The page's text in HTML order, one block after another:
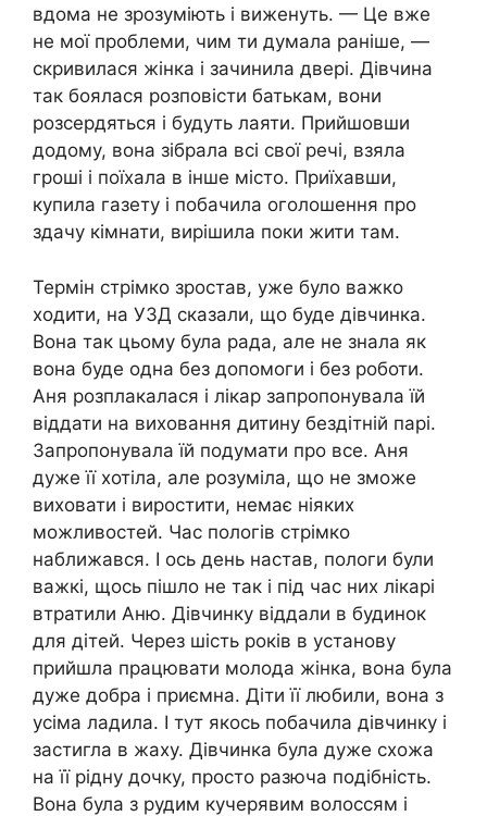
вдома не зрозуміють і виженуть. — Це вже
не мої проблеми, чим ти думала раніше, —
скривилася жінка і зачинила двері. Дівчина
так боялася розповісти батькам, вони
розсердяться і будуть лаяти. Прийшовши
додому, вона зібрала всі свої речі, взяла
гроші і поїхала в інше місто. Приїхавши,
купила газету і побачила оголошення про
здачу кімнати, вирішила поки жити там.
Термін стрімко зростав, уже було важко
ходити, на УЗД сказали, що буде дівчинка.
Вона так цьому була рада, але не знала як
вона буде одна без допомоги і без роботи.
Аня розплакалася і лікар запропонувала їй
віддати на виховання дитину бездітній парі.
Запропонувала їй подумати про все. Аня
дуже її хотіла, але розуміла, що не зможе
виховати і виростити, немає ніяких
можливостей. Час пологів стрімко
наближався. І ось день настав, пологи були
важкі, щось пішло не так і під час них лікарі
втратили Аню. Дівчинку віддали в будинок
для дітей. Через шість років в установу
прийшла працювати молода жінка, вона була
дуже добра і приємна. Діти її любили, вона з
усіма ладила. І тут якось побачила дівчинку і
застигла в жаху. Дівчинка була дуже схожа
на її рідну дочку, просто разюча подібність.
Вона була з рудим кучерявим волоссям і